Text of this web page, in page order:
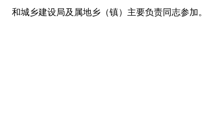
和城乡建设局及属地乡（镇）主要负责同志参加。